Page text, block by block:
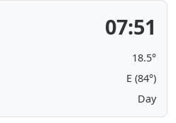
07:51
18.5°
E (84°)
Day